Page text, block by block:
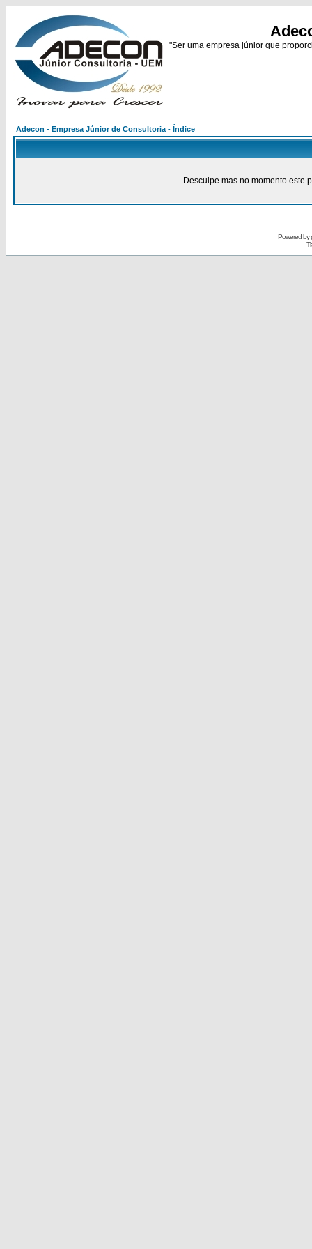
"Ser uma empresa júnior que
Adecon - Empresa Júnior de Consultoria - Índice
Desculpe mas no momento este
Powered by